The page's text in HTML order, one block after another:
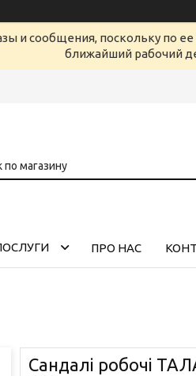
и сообщения, поскольку по
ближайший рабочий
ПРО НАС
Сандалі робочі